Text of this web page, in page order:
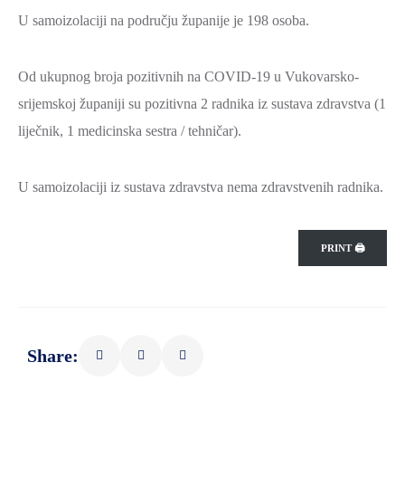
U samoizolaciji na području županije je 198 osoba.
Od ukupnog broja pozitivnih na COVID-19 u Vukovarsko-
srijemskoj županiji su pozitivna 2 radnika iz sustava zdravstva (1
liječnik, 1 medicinska sestra / tehničar).
U samoizolaciji iz sustava zdravstva nema zdravstvenih radnika.
PRINT 🖨
Share: